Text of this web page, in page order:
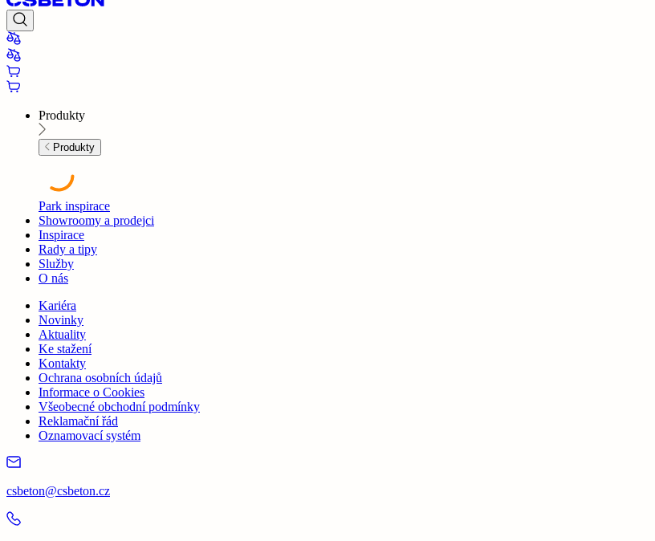
Produkty
Produkty
Park inspirace
Showroomy a prodejci
Inspirace
Rady a tipy
Služby
O nás
Kariéra
Novinky
Aktuality
Ke stažení
Kontakty
Ochrana osobních údajů
Informace o Cookies
Všeobecné obchodní podmínky
Reklamační řád
Oznamovací systém
csbeton@csbeton.cz